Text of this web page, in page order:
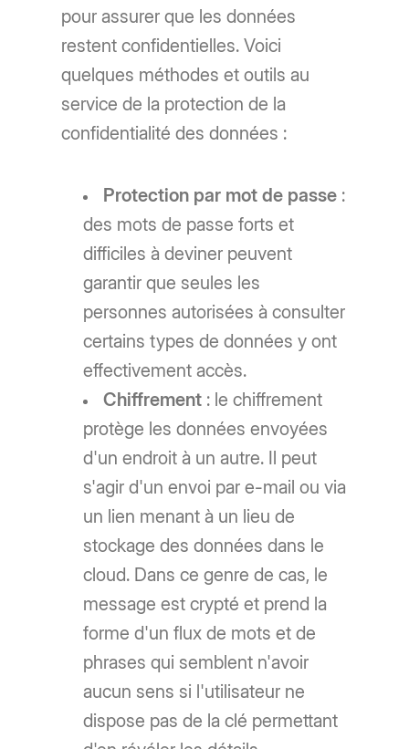
pour assurer que les données
restent confidentielles. Voici
quelques méthodes et outils au
service de la protection de la
confidentialité des données :
Protection par mot de passe :
des mots de passe forts et
difficiles à deviner peuvent
garantir que seules les
personnes autorisées à consulter
certains types de données y ont
effectivement accès.
Chiffrement : le chiffrement
protège les données envoyées
d'un endroit à un autre. Il peut
s'agir d'un envoi par e-mail ou via
un lien menant à un lieu de
stockage des données dans le
cloud. Dans ce genre de cas, le
message est crypté et prend la
forme d'un flux de mots et de
phrases qui semblent n'avoir
aucun sens si l'utilisateur ne
dispose pas de la clé permettant